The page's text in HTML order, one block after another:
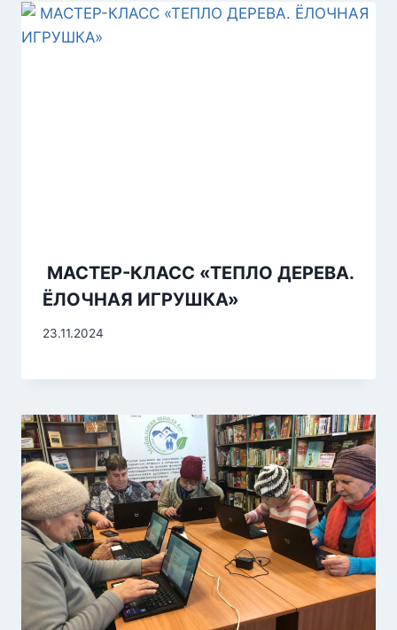
МАСТЕР-КЛАСС «ТЕПЛО ДЕРЕВА.
ЁЛОЧНАЯ ИГРУШКА»
23.11.2024